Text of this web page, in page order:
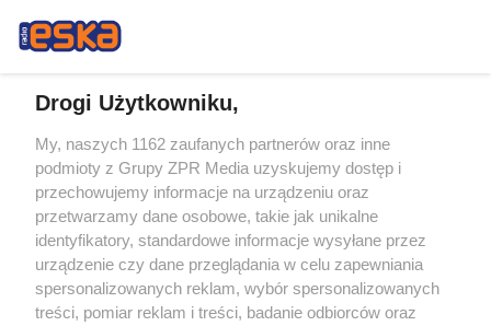
Drogi Użytkowniku,
My, naszych 1162 zaufanych partnerów oraz inne
podmioty z Grupy ZPR Media uzyskujemy dostęp i
przechowujemy informacje na urządzeniu oraz
przetwarzamy dane osobowe, takie jak unikalne
identyfikatory, standardowe informacje wysyłane przez
urządzenie czy dane przeglądania w celu zapewniania
spersonalizowanych reklam, wybór spersonalizowanych
treści, pomiar reklam i treści, badanie odbiorców oraz